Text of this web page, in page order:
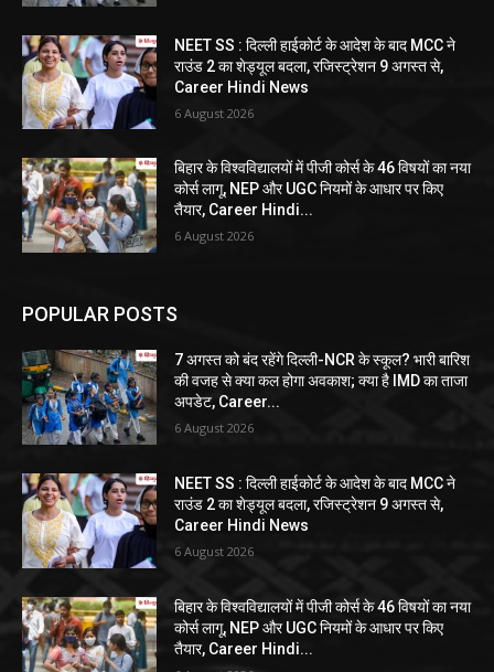
NEET SS : दिल्ली हाईकोर्ट के आदेश के बाद MCC ने
राउंड 2 का शेड्यूल बदला, रजिस्ट्रेशन 9 अगस्त से,
Career Hindi News
6 August 2026
बिहार के विश्वविद्यालयों में पीजी कोर्स के 46 विषयों का नया
कोर्स लागू, NEP और UGC नियमों के आधार पर किए
तैयार, Career Hindi...
6 August 2026
POPULAR POSTS
7 अगस्त को बंद रहेंगे दिल्ली-NCR के स्कूल? भारी बारिश
की वजह से क्या कल होगा अवकाश; क्या है IMD का ताजा
अपडेट, Career...
6 August 2026
NEET SS : दिल्ली हाईकोर्ट के आदेश के बाद MCC ने
राउंड 2 का शेड्यूल बदला, रजिस्ट्रेशन 9 अगस्त से,
Career Hindi News
6 August 2026
बिहार के विश्वविद्यालयों में पीजी कोर्स के 46 विषयों का नया
कोर्स लागू, NEP और UGC नियमों के आधार पर किए
तैयार, Career Hindi...